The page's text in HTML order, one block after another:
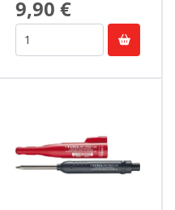
9,90 €